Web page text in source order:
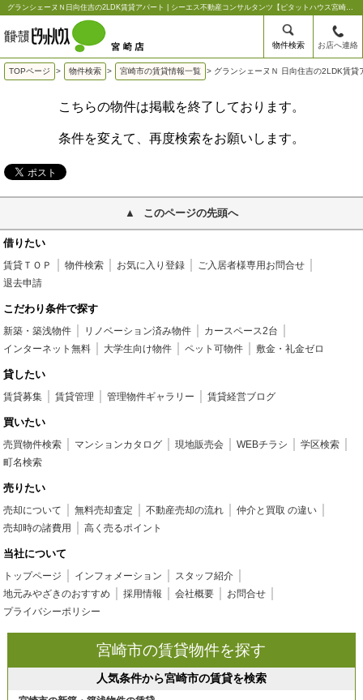
グランシェーヌＮ日向住吉の2LDK賃貸アパート | シーエス不動産コンサルタンツ【ピタットハウス宮崎店】
物件検索 お店へ連絡
TOPページ > 物件検索 > 宮崎市の賃貸情報一覧 > グランシェーヌＮ 日向住吉の2LDK賃貸
こちらの物件は掲載を終了しております。
条件を変えて、再度検索をお願いします。
このページの先頭へ
借りたい
賃貸ＴＯＰ 物件検索 お気に入り登録
ご入居者様専用お問合せ
退去申請
こだわり条件で探す
新築・築浅物件 リノベーション済み物件
カースペース2台
インターネット無料
大学生向け物件 ペット可物件 敷金・礼金ゼロ
貸したい
賃貸募集 賃貸管理 管理物件ギャラリー 賃貸経営ブログ
買いたい
売買物件検索 マンションカタログ 現地販売会 WEBチラシ
学区検索
町名検索
売りたい
売却について 無料売却査定 不動産売却の流れ
仲介と買取 の違い
売却時の諸費用
高く売るポイント
当社について
トップページ インフォメーション
スタッフ紹介
地元みやざきのおすすめ
採用情報 会社概要
お問合せ
プライバシーポリシー
宮崎市の賃貸物件を探す
人気条件から宮崎市の賃貸を検索